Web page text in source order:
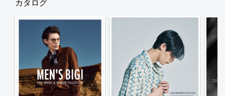
カタログ